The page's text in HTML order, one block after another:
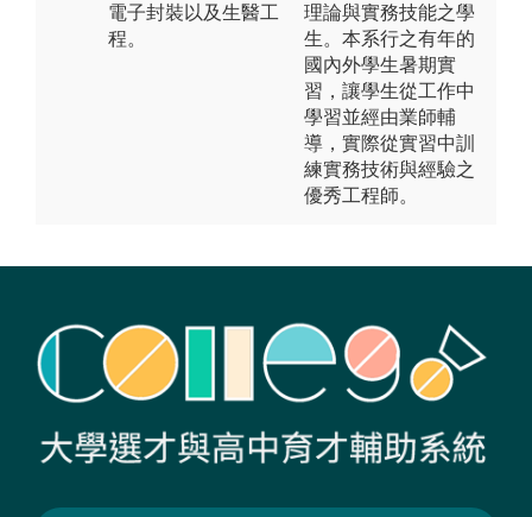
電子封裝以及生醫工
程。
理論與實務技能之學
生。本系行之有年的
國內外學生暑期實
習，讓學生從工作中
學習並經由業師輔
導，實際從實習中訓
練實務技術與經驗之
優秀工程師。